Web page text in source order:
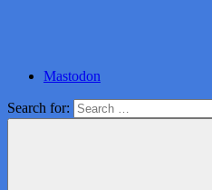
Mastodon
Search for: